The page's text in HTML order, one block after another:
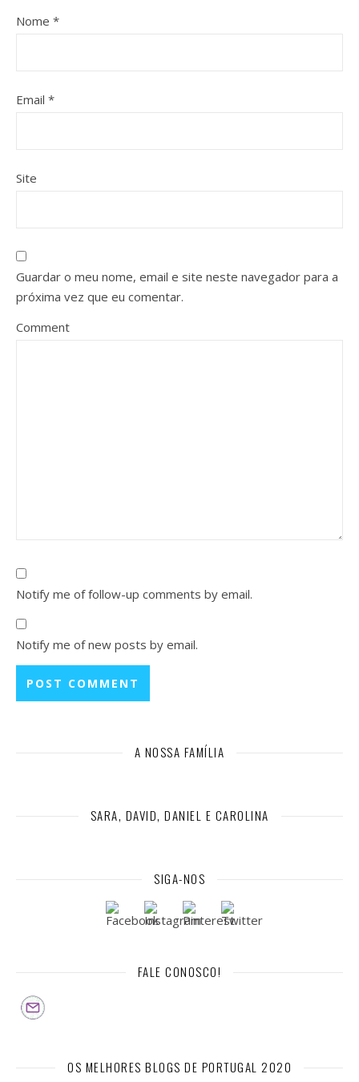
Nome *
Email *
Site
Guardar o meu nome, email e site neste navegador para a
próxima vez que eu comentar.
Comment
Notify me of follow-up comments by email.
Notify me of new posts by email.
A NOSSA FAMÍLIA
SARA, DAVID, DANIEL E CAROLINA
SIGA-NOS
FALE CONOSCO!
OS MELHORES BLOGS DE PORTUGAL 2020